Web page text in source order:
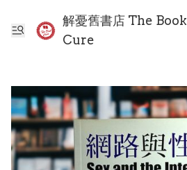
解憂舊書店 The Book
Cure